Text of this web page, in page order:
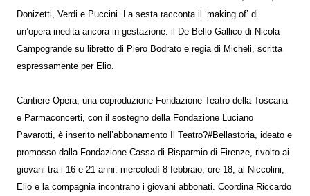
Donizetti, Verdi e Puccini. La sesta racconta il ‘making of’ di
un’opera inedita ancora in gestazione: il De Bello Gallico di Nicola
Campogrande su libretto di Piero Bodrato e regia di Micheli, scritta
espressamente per Elio.
Cantiere Opera, una coproduzione Fondazione Teatro della Toscana
e Parmaconcerti, con il sostegno della Fondazione Luciano
Pavarotti, è inserito nell’abbonamento Il Teatro?#Bellastoria, ideato e
promosso dalla Fondazione Cassa di Risparmio di Firenze, rivolto ai
giovani tra i 16 e 21 anni: mercoledì 8 febbraio, ore 18, al Niccolini,
Elio e la compagnia incontrano i giovani abbonati. Coordina Riccardo